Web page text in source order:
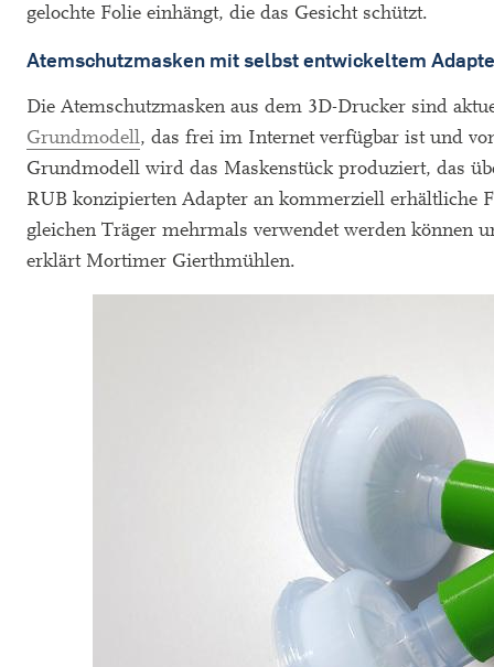
gelochte Folie einhängt, die das Gesicht schützt.
Atemschutzmasken mit selbst entwickeltem
Die Atemschutzmasken aus dem 3D-Drucker sind
Grundmodell, das frei im Internet verfügbar ist und
Grundmodell wird das Maskenstück produziert, das
RUB konzipierten Adapter an kommerziell erhältliche
gleichen Träger mehrmals verwendet werden können
erklärt Mortimer Gierthmühlen.